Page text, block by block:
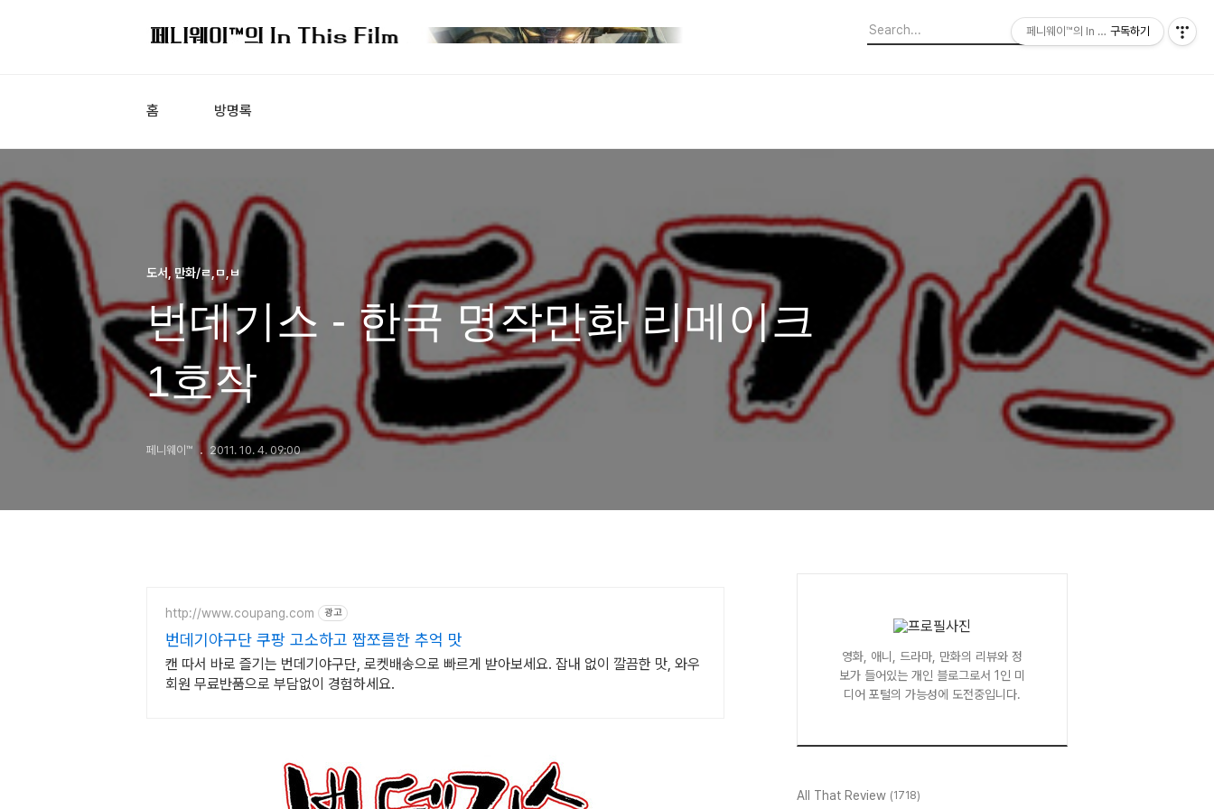
홈 방명록
도서, 만화/ㄹ,ㅁ,ㅂ
번데기스 - 한국 명작만화 리메이크
1호작
페니웨이™ 2011. 10. 4. 09:00
http://www.coupang.com 광고
번데기야구단 쿠팡 고소하고 짭쪼름한 추억 맛
캔 따서 바로 즐기는 번데기야구단, 로켓배송으로 빠르게 받아보세요. 잡내 없이 깔끔한 맛, 와우
회원 무료반품으로 부담없이 경험하세요.
영화, 애니, 드라마, 만화의 리뷰와 정
보가 들어있는 개인 블로그로서 1인 미
디어 포털의 가능성에 도전중입니다.
All That Review (1718)
페니웨이™의 In This Film
구독하기